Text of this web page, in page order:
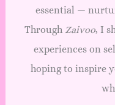
essential —
Through Zaivoo, I
experiences on
hoping to inspire